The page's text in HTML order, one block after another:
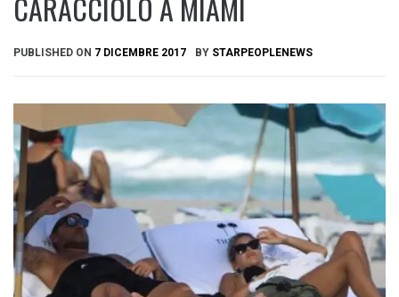
CARACCIOLO A MIAMI
PUBLISHED ON 7 DICEMBRE 2017 BY STARPEOPLENEWS